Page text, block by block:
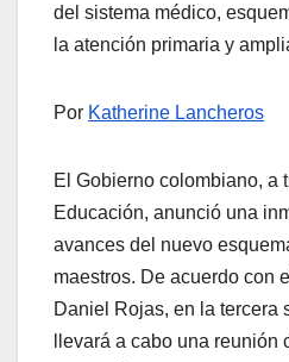
del sistema médico,
la atención primaria y
Por Katherine Lancheros
El Gobierno colombiano, a
Educación, anunció una
avances del nuevo
maestros. De acuerdo con
Daniel Rojas, en la tercera
llevará a cabo una reunión